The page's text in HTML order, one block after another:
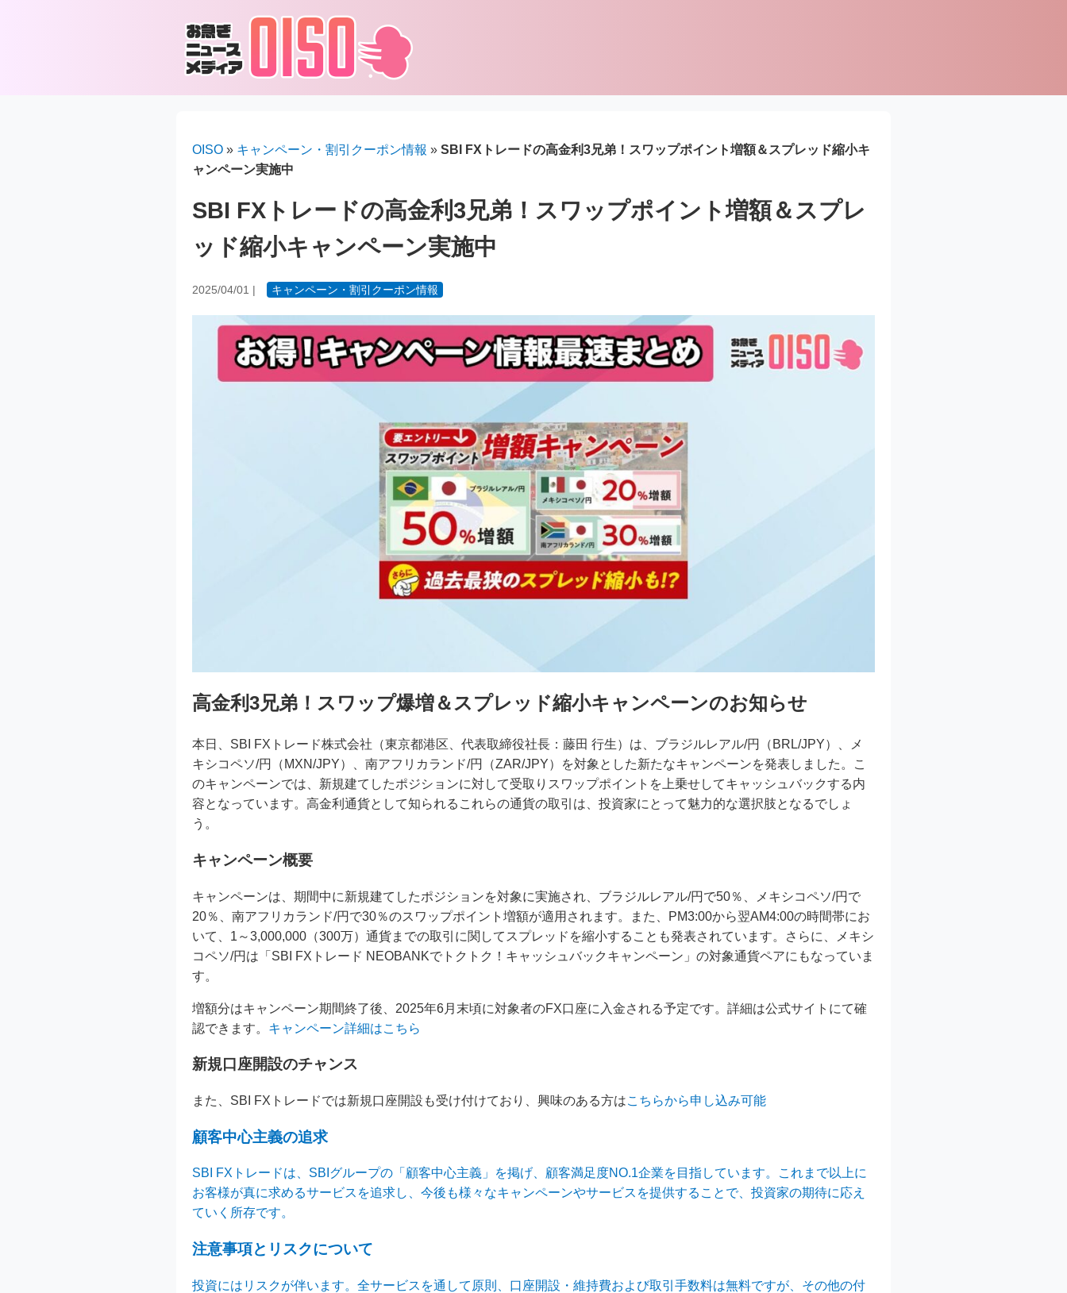
OISO » キャンペーン・割引クーポン情報 » SBI FXトレードの高金利3兄弟！スワップポイント増額＆スプレッド縮小キ
ャンペーン実施中
SBI FXトレードの高金利3兄弟！スワップポイント増額＆スプレ
ッド縮小キャンペーン実施中
2025/04/01 | キャンペーン・割引クーポン情報
高金利3兄弟！スワップ爆増＆スプレッド縮小キャンペーンのお知らせ
本日、SBI FXトレード株式会社（東京都港区、代表取締役社長：藤田 行生）は、ブラジルレアル/円（BRL/JPY）、メ
キシコペソ/円（MXN/JPY）、南アフリカランド/円（ZAR/JPY）を対象とした新たなキャンペーンを発表しました。こ
のキャンペーンでは、新規建てしたポジションに対して受取りスワップポイントを上乗せしてキャッシュバックする内
容となっています。高金利通貨として知られるこれらの通貨の取引は、投資家にとって魅力的な選択肢となるでしょ
う。
キャンペーン概要
キャンペーンは、期間中に新規建てしたポジションを対象に実施され、ブラジルレアル/円で50％、メキシコペソ/円で
20％、南アフリカランド/円で30％のスワップポイント増額が適用されます。また、PM3:00から翌AM4:00の時間帯にお
いて、1～3,000,000（300万）通貨までの取引に関してスプレッドを縮小することも発表されています。さらに、メキシ
コペソ/円は「SBI FXトレード NEOBANKでトクトク！キャッシュバックキャンペーン」の対象通貨ペアにもなっていま
す。
増額分はキャンペーン期間終了後、2025年6月末頃に対象者のFX口座に入金される予定です。詳細は公式サイトにて確
認できます。 キャンペーン詳細はこちら
新規口座開設のチャンス
また、SBI FXトレードでは新規口座開設も受け付けており、興味のある方はこちらから申し込み可能
顧客中心主義の追求
SBI FXトレードは、SBIグループの「顧客中心主義」を掲げ、顧客満足度NO.1企業を目指しています。これまで以上に
お客様が真に求めるサービスを追求し、今後も様々なキャンペーンやサービスを提供することで、投資家の期待に応え
ていく所存です。
注意事項とリスクについて
投資にはリスクが伴います。全サービスを通して原則、口座開設・維持費および取引手数料は無料ですが、その他の付